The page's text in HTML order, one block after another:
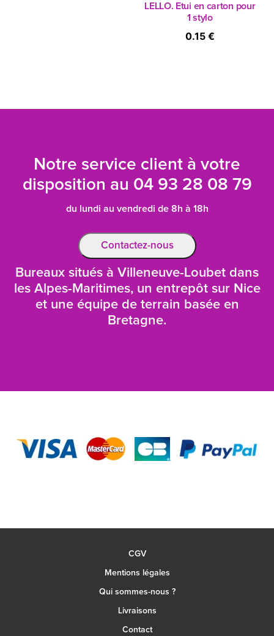
LELLO. Etui en carton pour
1 stylo
0.15 €
Notre service client à votre
disposition au 04 93 28 08 79
du lundi au vendredi de 8h à 18h
Contactez-nous
Bureaux situés à Villeneuve-Loubet dans
les Alpes-Maritimes, un entrepôt sur Nice
et une équipe de terrain basée en
Bretagne.
CGV
Mentions légales
Qui sommes-nous ?
Livraisons
Contact